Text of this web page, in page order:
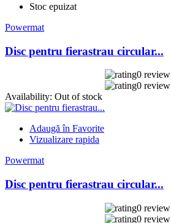
Stoc epuizat
Powermat
Disc pentru fierastrau circular...
0 review
0 review
Availability: Out of stock
Adaugă în Favorite
Vizualizare rapida
Powermat
Disc pentru fierastrau circular...
0 review
0 review